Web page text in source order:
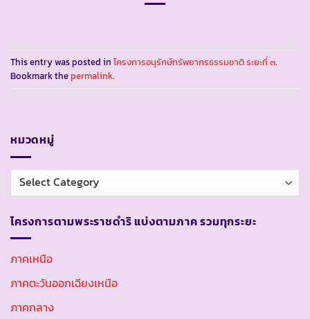
This entry was posted in โครงการอนุรักษ์ทรัพยากรธรรมชาติ ระยะที่ ๓.
Bookmark thepermalink.
หมวดหมู่
หมวด
หมู่
โครงการตามพระราชดำริ แบ่งตามภาค รวมทุกระยะ
ภาคเหนือ
ภาคตะวันออกเฉียงเหนือ
ภาคกลาง